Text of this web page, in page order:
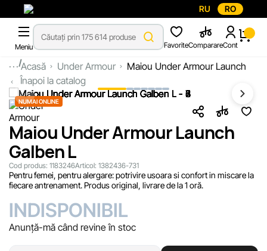
RU RO
Meniu FavoriteComparareCont
...Acasă Under Armour
Maiou Under Armour Launch
Înapoi la catalog
NUMAI ONLINE
Maiou Under Armour Launch
Galben L
Cod produs: 1183246Articol: 1382436-731
Pentru femei, pentru alergare: potrivire usoara si confort in miscare la
fiecare antrenament. Produs original, livrare de la 1 oră.
INDISPONIBIL
Anunță-mă când revine în stoc